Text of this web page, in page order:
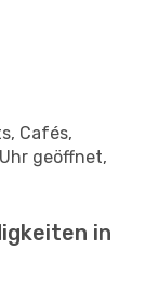
Cafés,
geöffnet,
in